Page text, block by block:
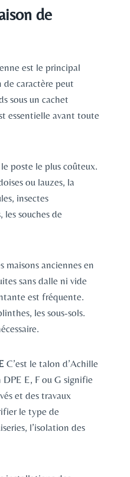
de
est le principal
caractère peut
sous un cachet
essentielle avant toute
le poste le plus coûteux.
ou lauzes, la
insectes
les souches de
maisons anciennes en
sans dalle ni vide
est fréquente.
les sous-sols.
C’est le talon d’Achille
DPE E, F ou G signifie
et des travaux
le type de
l’isolation des